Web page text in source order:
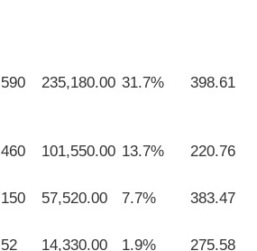
590 235,180.00 31.7% 398.61
460 101,550.00 13.7% 220.76
150 57,520.00 7.7% 383.47
52 14,330.00 1.9% 275.58